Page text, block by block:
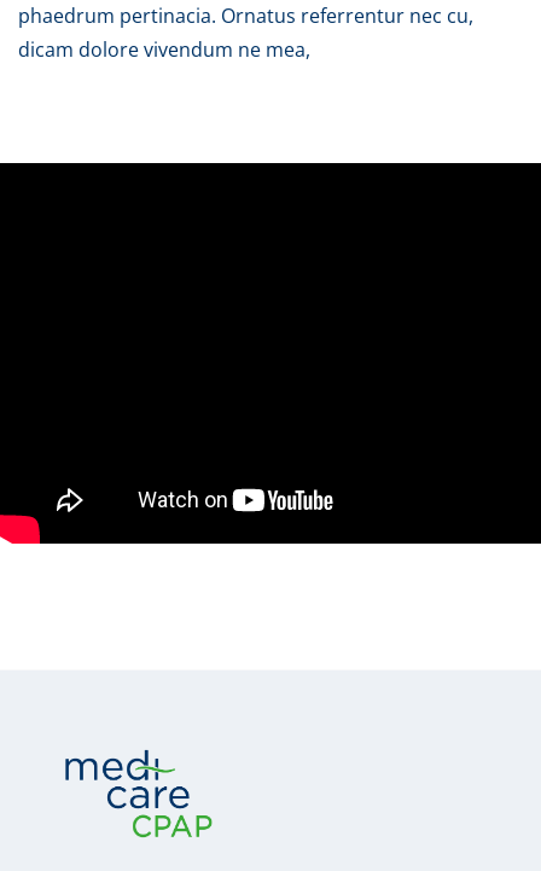
phaedrum pertinacia. Ornatus referrentur nec cu,
dicam dolore vivendum ne mea,